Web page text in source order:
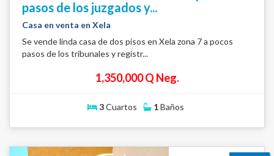
pasos de los juzgados y...
Casa en venta en Xela
Se vende linda casa de dos pisos en Xela zona 7 a pocos
pasos de los tribunales y registr...
1,350,000 Q Neg.
3Cuartos 1Baños